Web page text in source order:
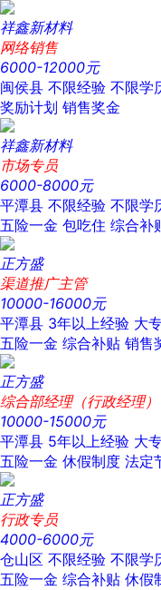
祥鑫新材料
网络销售
6000-12000元
闽侯县 不限经验 不限学
奖励计划 销售奖金
祥鑫新材料
市场专员
6000-8000元
平潭县 不限经验 不限学
五险一金 包吃住 综合补
正方盛
渠道推广主管
10000-16000元
平潭县 3年以上经验 大
五险一金 综合补贴 销售
正方盛
综合部经理（行政经理）
10000-15000元
平潭县 5年以上经验 大
五险一金 休假制度 法定
正方盛
行政专员
4000-6000元
仓山区 不限经验 不限学
五险一金 综合补贴 休假